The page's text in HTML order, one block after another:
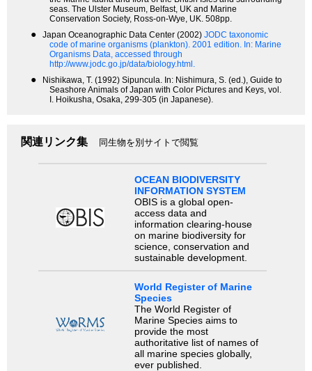
seas. The Ulster Museum, Belfast, UK and Marine
Conservation Society, Ross-on-Wye, UK. 508pp.
● Japan Oceanographic Data Center (2002) JODC taxonomic
code of marine organisms (plankton). 2001 edition. In: Marine
Organisms Data, accessed through
http://www.jodc.go.jp/data/biology.html.
●
Nishikawa, T. (1992) Sipuncula. In: Nishimura, S. (ed.), Guide to
Seashore Animals of Japan with Color Pictures and Keys, vol.
I. Hoikusha, Osaka, 299-305 (in Japanese).
関連リンク集 同生物を別サイトで閲覧
OCEAN BIODIVERSITY
INFORMATION SYSTEM
OBIS is a global open-
access data and
information clearing-house
on marine biodiversity for
science, conservation and
sustainable development.
World Register of Marine
Species
The World Register of
Marine Species aims to
provide the most
authoritative list of names of
all marine species globally,
ever published.